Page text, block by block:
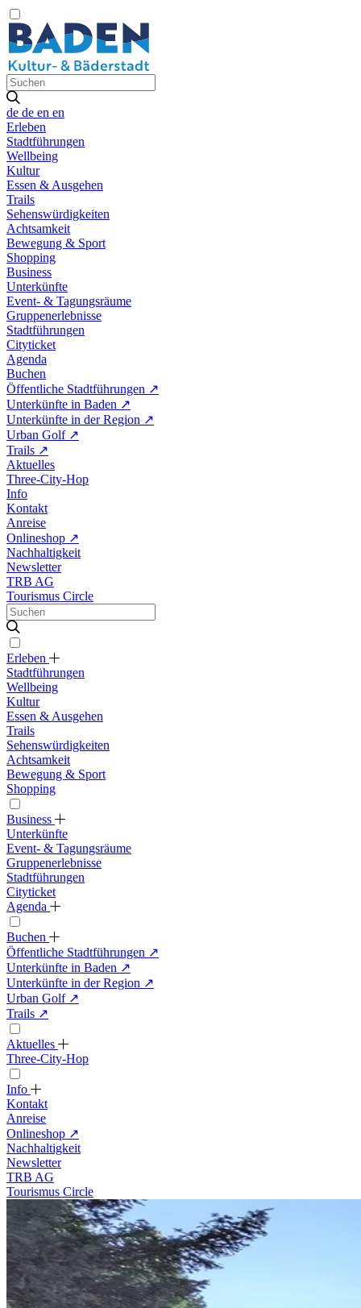
de de en en
Erleben
Stadtführungen
Wellbeing
Kultur
Essen & Ausgehen
Trails
Sehenswürdigkeiten
Achtsamkeit
Bewegung & Sport
Shopping
Business
Unterkünfte
Event- & Tagungsräume
Gruppenerlebnisse
Stadtführungen
Cityticket
Agenda
Buchen
Öffentliche Stadtführungen ↗
Unterkünfte in Baden ↗
Unterkünfte in der Region ↗
Urban Golf ↗
Trails ↗
Aktuelles
Three-City-Hop
Info
Kontakt
Anreise
Onlineshop ↗
Nachhaltigkeit
Newsletter
TRB AG
Tourismus Circle
Erleben
Stadtführungen
Wellbeing
Kultur
Essen & Ausgehen
Trails
Sehenswürdigkeiten
Achtsamkeit
Bewegung & Sport
Shopping
Business
Unterkünfte
Event- & Tagungsräume
Gruppenerlebnisse
Stadtführungen
Cityticket
Agenda
Buchen
Öffentliche Stadtführungen ↗
Unterkünfte in Baden ↗
Unterkünfte in der Region ↗
Urban Golf ↗
Trails ↗
Aktuelles
Three-City-Hop
Info
Kontakt
Anreise
Onlineshop ↗
Nachhaltigkeit
Newsletter
TRB AG
Tourismus Circle